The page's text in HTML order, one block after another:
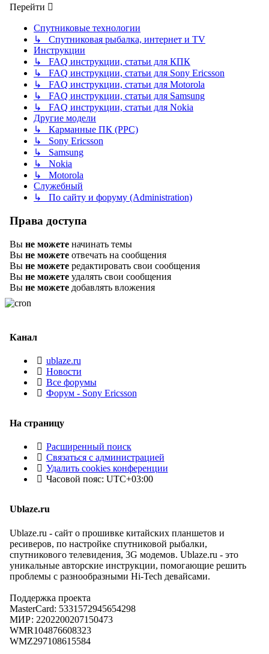
Перейти
Спутниковые технологии
↳ Спутниковая рыбалка, интернет и TV
Инструкции
↳ FAQ инструкции, статьи для КПК
↳ FAQ инструкции, статьи для Sony Ericsson
↳ FAQ инструкции, статьи для Motorola
↳ FAQ инструкции, статьи для Samsung
↳ FAQ инструкции, статьи для Nokia
Другие модели
↳ Карманные ПК (PPC)
↳ Sony Ericsson
↳ Samsung
↳ Nokia
↳ Motorola
Служебный
↳ По сайту и форуму (Administration)
Права доступа
Вы не можете начинать темы
Вы не можете отвечать на сообщения
Вы не можете редактировать свои сообщения
Вы не можете удалять свои сообщения
Вы не можете добавлять вложения
Канал
ublaze.ru
Новости
Все форумы
Форум - Sony Ericsson
На страницу
Расширенный поиск
Связаться с администрацией
Удалить cookies конференции
Часовой пояс: UTC+03:00
Ublaze.ru
Ublaze.ru - сайт о прошивке китайских планшетов и
ресиверов, по настройке спутниковой рыбалки,
спутникового телевидения, 3G модемов. Ublaze.ru - это
уникальные авторские инструкции, помогающие решить
проблемы с разнообразными Hi-Tech девайсами.
Поддержка проекта
MasterCard: 5331572945654298
МИР: 2202200207150473
WMR104876608323
WMZ297108615584